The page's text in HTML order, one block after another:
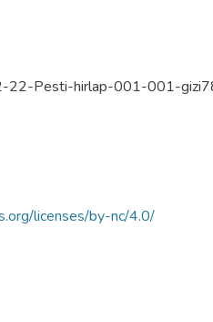
Pesti-hirlap-001-001-
licenses/by-nc/4.0/